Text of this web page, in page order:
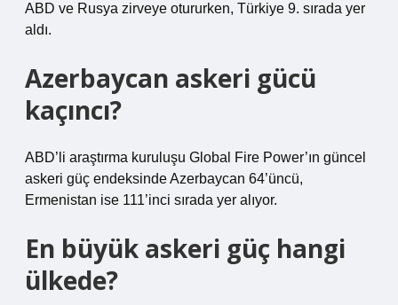
ABD ve Rusya zirveye otururken, Türkiye 9. sırada yer
aldı.
Azerbaycan askeri gücü
kaçıncı?
ABD’li araştırma kuruluşu Global Fire Power’ın güncel
askeri güç endeksinde Azerbaycan 64’üncü,
Ermenistan ise 111’inci sırada yer alıyor.
En büyük askeri güç hangi
ülkede?